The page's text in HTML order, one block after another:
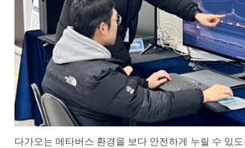
다가오는 메타버스 환경을 보다 안전하게 누릴 수 있도